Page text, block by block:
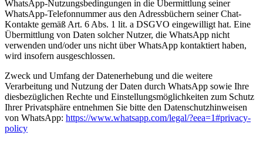
WhatsApp-Nutzungsbedingungen in die Übermittlung seiner
WhatsApp-Telefonnummer aus den Adressbüchern seiner Chat-
Kontakte gemäß Art. 6 Abs. 1 lit. a DSGVO eingewilligt hat. Eine
Übermittlung von Daten solcher Nutzer, die WhatsApp nicht
verwenden und/oder uns nicht über WhatsApp kontaktiert haben,
wird insofern ausgeschlossen.
Zweck und Umfang der Datenerhebung und die weitere
Verarbeitung und Nutzung der Daten durch WhatsApp sowie Ihre
diesbezüglichen Rechte und Einstellungsmöglichkeiten zum Schutz
Ihrer Privatsphäre entnehmen Sie bitte den Datenschutzhinweisen
von WhatsApp: https://www.whatsapp.com/legal/?eea=1#privacy-
policy